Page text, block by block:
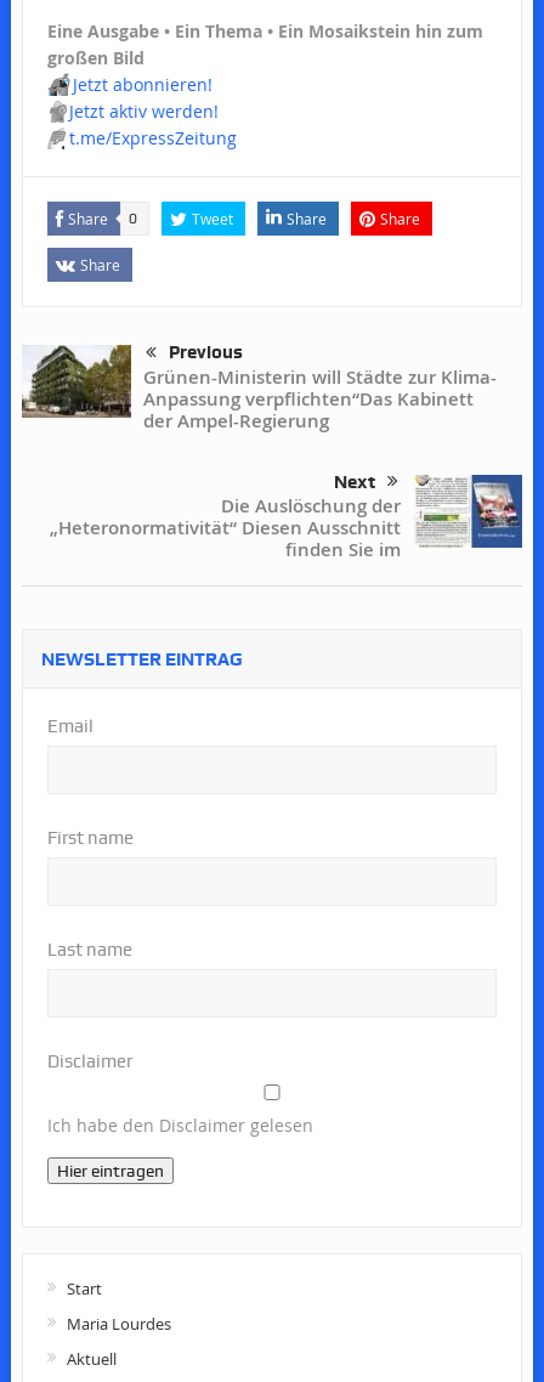
Eine Ausgabe • Ein Thema • Ein Mosaikstein hin zum
großen Bild
📬 Jetzt abonnieren!
📢 Jetzt aktiv werden!
💬 t.me/ExpressZeitung
Share 0 Tweet Share Share
Share
Previous
Grünen-Ministerin will Städte zur Klima-
Anpassung verpflichten“Das Kabinett
der Ampel-Regierung
Next
Die Auslöschung der
„Heteronormativität“ Diesen Ausschnitt
finden Sie im
NEWSLETTER EINTRAG
Email
First name
Last name
Disclaimer
Ich habe den Disclaimer gelesen
Hier eintragen
Start
Maria Lourdes
Aktuell